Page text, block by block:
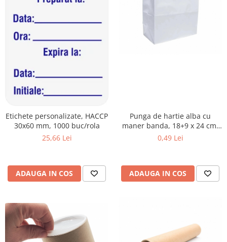
Plicuri de carton
Plicuri cu bule
Plicuri ecommerce
Pungi si sacose
Pungi curierat
Pungi coloane de aer
Pungi hartie
Pungi ziplock cu fermoar
Tuburi de carton
Separatoare carton si coltare
Etichete personalizate, HACCP
30x60 mm, 1000 buc/rola
25,66 Lei
ADAUGA IN COS
Punga de hartie alba cu
maner banda, 18+9 x 24 cm,
70g
0,49 Lei
ADAUGA IN COS